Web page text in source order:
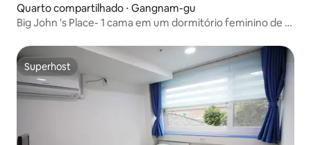
Quarto compartilhado ⋅ Gangnam-gu
Big John 's Place- 1 cama em um dormitório feminino de 4
Superhost
Superhost